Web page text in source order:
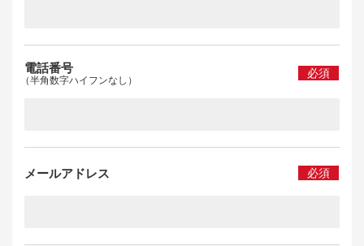
電話番号
（半角数字ハイフンなし）
必須
メールアドレス 必須